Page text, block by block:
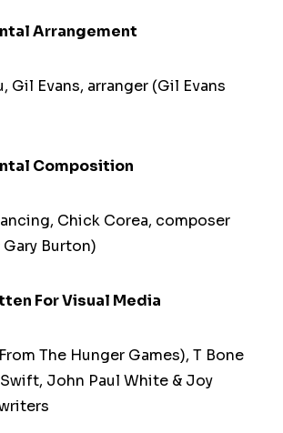
Arrangement
Gil Evans, arranger (Gil Evans
Composition
Chick Corea, composer
Burton)
For Visual Media
The Hunger Games), T Bone
John Paul White & Joy